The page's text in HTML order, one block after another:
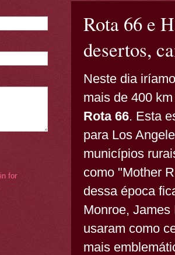
Rota 66 e
desertos,
Neste dia
mais de 400
Rota 66. Esta
para Los
municípios
como "Mother
dessa época
Monroe,
usaram como
mais